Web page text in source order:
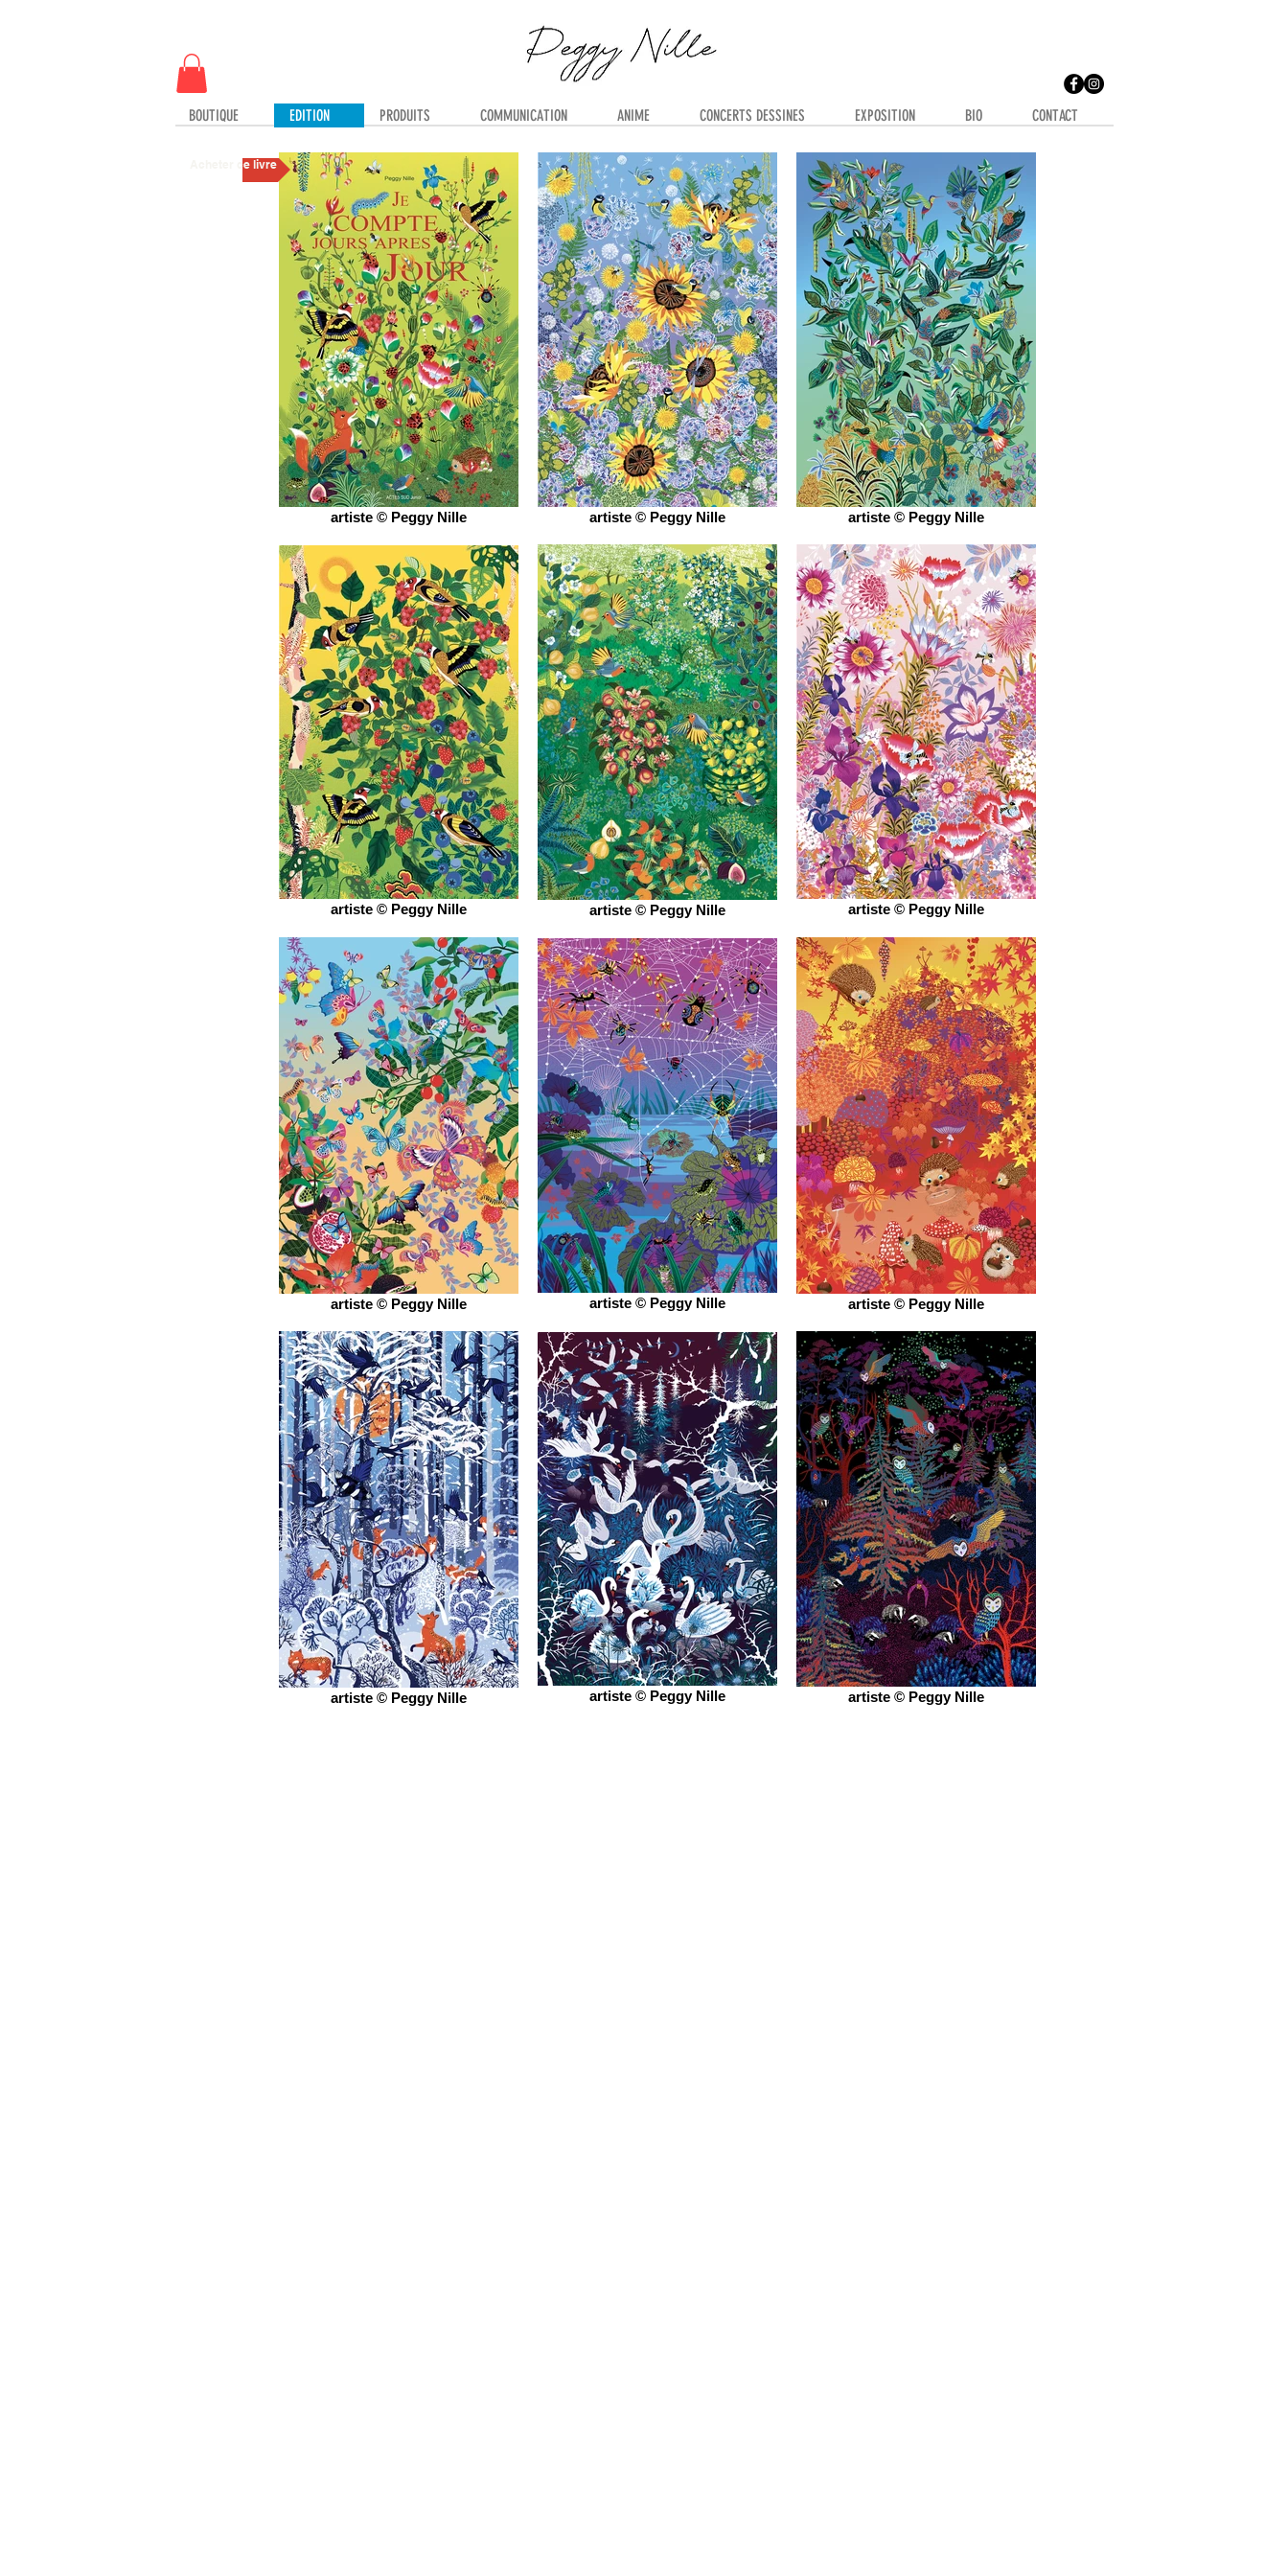
BOUTIQUE EDITION PRODUITS COMMUNICATION ANIME CONCERTS DESSINES EXPOSITION BIO CONTACT
artiste © Peggy Nille artiste © Peggy Nille artiste © Peggy Nille
artiste © Peggy Nille artiste © Peggy Nille artiste © Peggy Nille
artiste © Peggy Nille artiste © Peggy Nille artiste © Peggy Nille
artiste © Peggy Nille artiste © Peggy Nille artiste © Peggy Nille
Acheter ce livre